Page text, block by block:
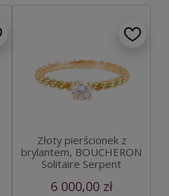
Złoty pierścionek z
brylantem, BOUCHERON
Solitaire Serpent
6 000,00 zł